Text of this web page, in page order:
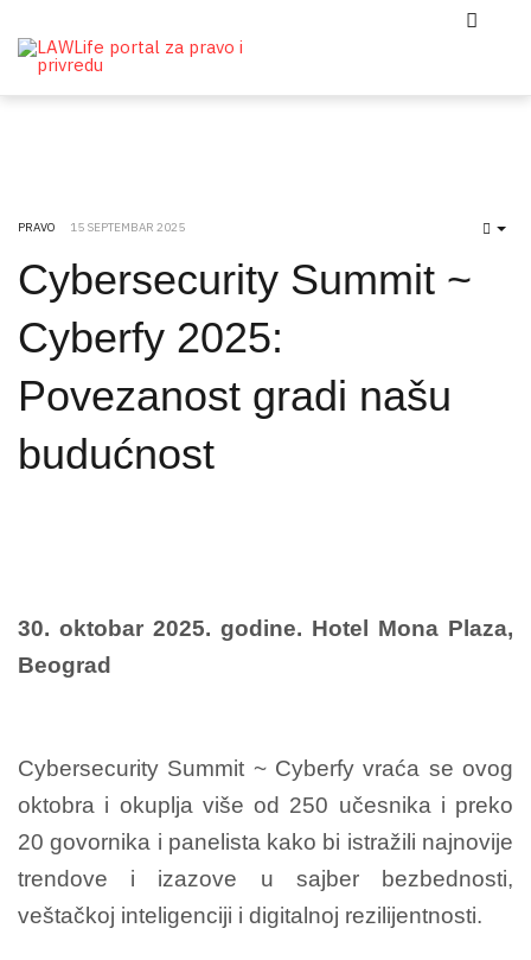
PRAVO 15 SEPTEMBAR 2025
Cybersecurity Summit ~
Cyberfy 2025:
Povezanost gradi našu
budućnost
30. oktobar 2025. godine. Hotel Mona Plaza,
Beograd
Cybersecurity Summit ~ Cyberfy vraća se ovog
oktobra i okuplja više od 250 učesnika i preko
20 govornika i panelista kako bi istražili najnovije
trendove i izazove u sajber bezbednosti,
veštačkoj inteligenciji i digitalnoj rezilijentnosti.